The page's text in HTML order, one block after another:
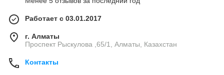
Работает с 03.01.2017
г. Алматы
Проспект Рыскулова ,65/1, Алматы, Казахстан
Контакты